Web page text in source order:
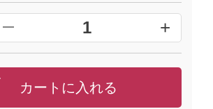
━ 1 +
カートに入れる